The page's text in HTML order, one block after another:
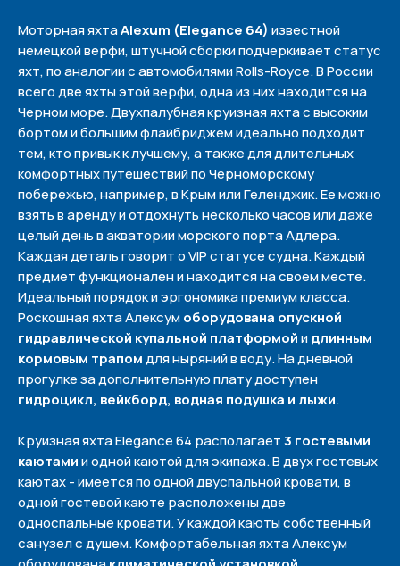
Моторная яхтаAlexum (Elegance 64) известной
немецкой верфи, штучной сборки подчеркивает статус
яхт, по аналогии с автомобилями Rolls-Royce. В России
всего две яхты этой верфи, одна из них находится на
Черном море. Двухпалубная круизная яхта с высоким
бортом и большим флайбриджем идеально подходит
тем, кто привык к лучшему, а также для длительных
комфортных путешествий по Черноморскому
побережью, например, в Крым или Геленджик. Ее можно
взять в аренду и отдохнуть несколько часов или даже
целый день в акватории морского порта Адлера.
Каждая деталь говорит о VIP статусе судна. Каждый
предмет функционален и находится на своем месте.
Идеальный порядок и эргономика премиум класса.
Роскошная яхта Алексумоборудована опускной
гидравлической купальной платформойидлинным
кормовым трапомдля ныряний в воду. На дневной
прогулке за дополнительную плату доступен
гидроцикл, вейкборд, водная подушка и лыжи.
Круизная яхта Elegance 64 располагает3 гостевыми
каютамии одной каютой для экипажа. В двух гостевых
каютах - имеется по одной двуспальной кровати, в
одной гостевой каюте расположены две
односпальные кровати. У каждой каюты собственный
санузел с душем. Комфортабельная яхта Алексум